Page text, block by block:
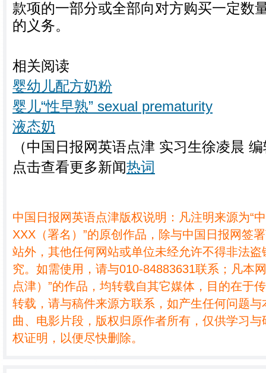
款项的一部分或全部向对方购买一定数
的义务。
相关阅读
婴幼儿配方奶粉
婴儿“性早熟” sexual prematurity
液态奶
（中国日报网英语点津 实习生徐凌晨
点击查看更多新闻热词
中国日报网英语点津版权说明：凡注明来源为“
XXX（署名）”的原创作品，除与中国日报网签
站外，其他任何网站或单位未经允许不得非法
究。如需使用，请与010-84883631联系；凡本
点津）”的作品，均转载自其它媒体，目的在于
转载，请与稿件来源方联系，如产生任何问题
曲、电影片段，版权归原作者所有，仅供学习
权证明，以便尽快删除。